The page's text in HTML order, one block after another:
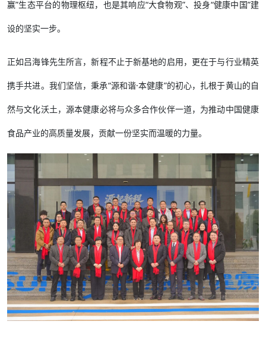
赢”生态平台的物理枢纽，也是其响应“大食物观”、投身“健康中国”建
设的坚实一步。
正如吕海锋先生所言，新程不止于新基地的启用，更在于与行业精英
携手共进。我们坚信，秉承“源和谐·本健康”的初心，扎根于黄山的自
然与文化沃土，源本健康必将与众多合作伙伴一道，为推动中国健康
食品产业的高质量发展，贡献一份坚实而温暖的力量。